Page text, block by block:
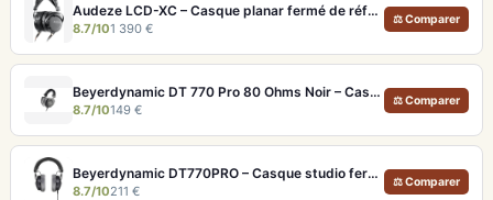
Audeze LCD-XC – Casque planar fermé de référence pour studio et audiophile
8.7/101 390 €
⚖ Comparer
Beyerdynamic DT 770 Pro 80 Ohms Noir – Casque studio fermé pour monitoring précis
8.7/10149 €
⚖ Comparer
Beyerdynamic DT770PRO – Casque studio fermé pour un monitoring précis et isolé
8.7/10211 €
⚖ Comparer